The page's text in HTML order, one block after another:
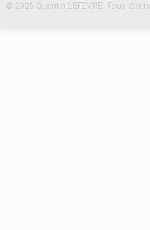
© 2026 Quentin LEFEVRE. Tous